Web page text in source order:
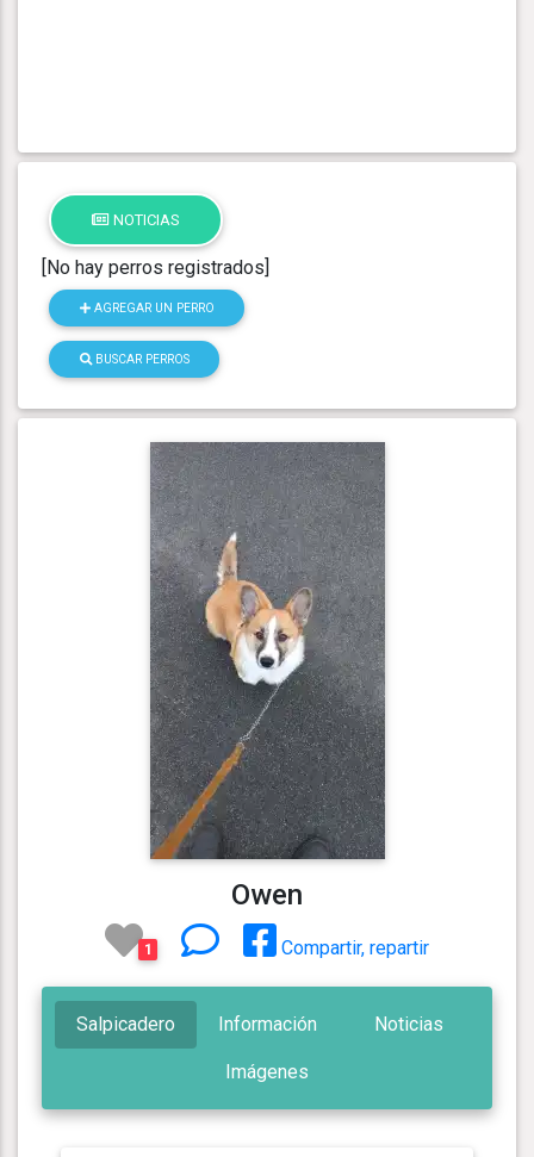
NOTICIAS
[No hay perros registrados]
AGREGAR UN PERRO
BUSCAR PERROS
Owen
1 Compartir, repartir
Salpicadero Información Noticias
Imágenes